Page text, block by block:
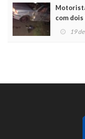
com
19